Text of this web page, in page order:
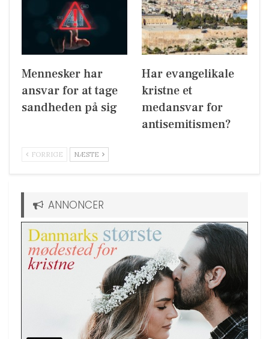
Mennesker har
ansvar for at tage
sandheden på sig
Har evangelikale
kristne et
medansvar for
antisemitismen?
FORRIGE NÆSTE
ANNONCER